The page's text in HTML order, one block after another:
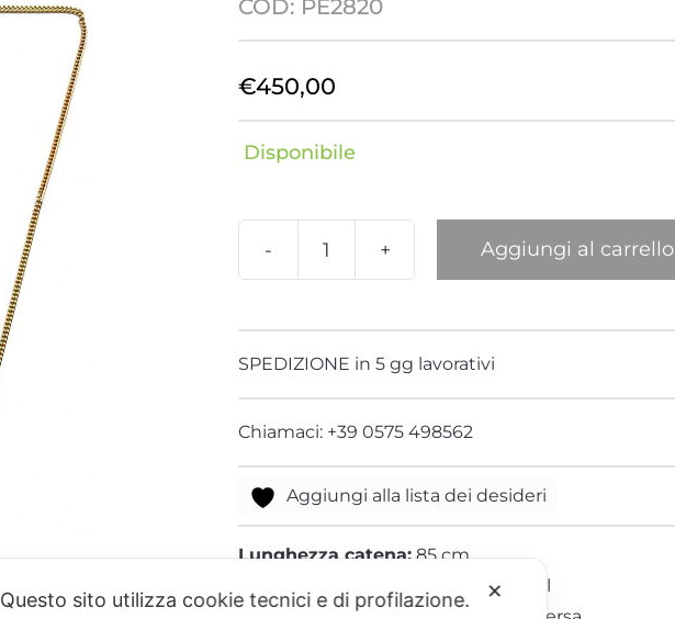
Delfino Drago
Fenicottero
Giraffa
Libellula Londra
Nemo
Pantera
Tigre
Zebra
COD: PE2820
€450,00
Disponibile
Pendente
Nero
Swarovski
Aggiungi al carrello
SPEDIZIONE in 5 gg lavorativi
Chiamaci: +39 0575 498562
Aggiungi alla lista dei desideri
Lunghezza catena: 85 cm
ottone, Swarovski crystal
✕
Questo sito utilizza cookie tecnici e di profilazione.